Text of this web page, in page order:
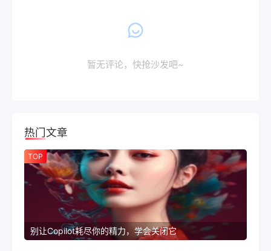
暂无评论，快抢沙发吧~
热门文章
TOP
别让Copilot耗尽你的精力，学会关闭它